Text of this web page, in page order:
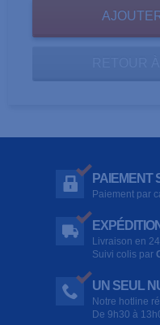
PAIEMENT
Paiement par
Livraison en
Suivi colis par
UN SEUL
Notre hotline
De 9h30 à